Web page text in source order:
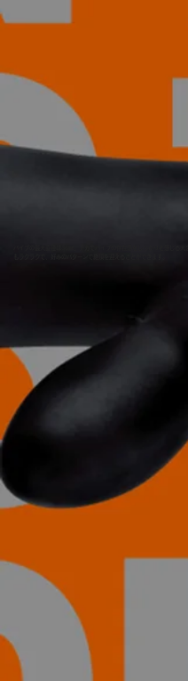
バイブの最大直径は36㎜。ナカでバイブの存在感をしっかりと感じる